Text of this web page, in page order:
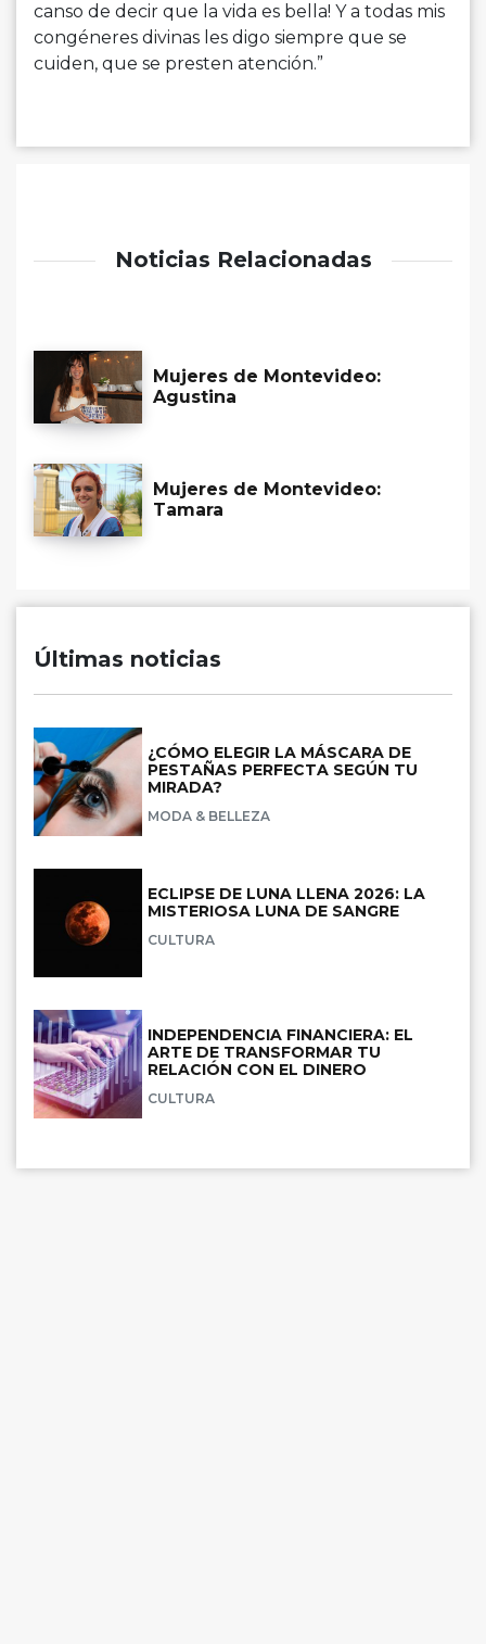
canso de decir que la vida es bella! Y a todas mis
congéneres divinas les digo siempre que se
cuiden, que se presten atención.”
Noticias Relacionadas
Mujeres de Montevideo:
Agustina
Mujeres de Montevideo:
Tamara
Últimas noticias
¿CÓMO ELEGIR LA MÁSCARA DE
PESTAÑAS PERFECTA SEGÚN TU
MIRADA?
MODA & BELLEZA
ECLIPSE DE LUNA LLENA 2026: LA
MISTERIOSA LUNA DE SANGRE
CULTURA
INDEPENDENCIA FINANCIERA: EL
ARTE DE TRANSFORMAR TU
RELACIÓN CON EL DINERO
CULTURA